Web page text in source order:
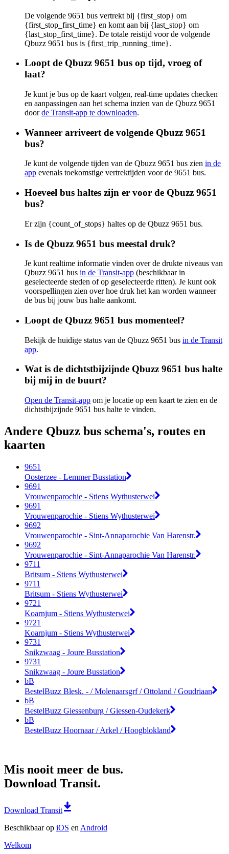
De volgende 9651 bus vertrekt bij {first_stop} om
{first_stop_first_time} en komt aan bij {last_stop} om
{last_stop_first_time}. De totale reistijd voor de volgende
Qbuzz 9651 bus is {first_trip_running_time}.
Loopt de Qbuzz 9651 bus op tijd, vroeg of
laat?
Je kunt je bus op de kaart volgen, real-time updates checken
en aanpassingen aan het schema inzien van de Qbuzz 9651
doorde Transit-app te downloaden.
Wanneer arriveert de volgende Qbuzz 9651
bus?
Je kunt de volgende tijden van de Qbuzz 9651 bus zien in de
app evenals toekomstige vertrektijden voor de 9651 bus.
Hoeveel bus haltes zijn er voor de Qbuzz 9651
bus?
Er zijn {count_of_stops} haltes op de Qbuzz 9651 bus.
Is de Qbuzz 9651 bus meestal druk?
Je kunt realtime informatie vinden over de drukte niveaus van
Qbuzz 9651 bus in de Transit-app (beschikbaar in
geselecteerde steden of op geselecteerde ritten). Je kunt ook
voorspellingen zien over hoe druk het kan worden wanneer
de bus bij jouw bus halte aankomt.
Loopt de Qbuzz 9651 bus momenteel?
Bekijk de huidige status van de Qbuzz 9651 bus in de Transit
app.
Wat is de dichtstbijzijnde Qbuzz 9651 bus halte
bij mij in de buurt?
Open de Transit-app om je locatie op een kaart te zien en de
dichtstbijzijnde 9651 bus halte te vinden.
Andere Qbuzz bus schema's, routes en
kaarten
9651
Oosterzee - Lemmer Busstation
9691
Vrouwenparochie - Stiens Wythusterwei
9691
Vrouwenparochie - Stiens Wythusterwei
9692
Vrouwenparochie - Sint-Annaparochie Van Harenstr.
9692
Vrouwenparochie - Sint-Annaparochie Van Harenstr.
9711
Britsum - Stiens Wythusterwei
9711
Britsum - Stiens Wythusterwei
9721
Koarnjum - Stiens Wythusterwei
9721
Koarnjum - Stiens Wythusterwei
9731
Snikzwaag - Joure Busstation
9731
Snikzwaag - Joure Busstation
bB
BestelBuzz Blesk. - / Molenaarsgrf / Ottoland / Goudriaan
bB
BestelBuzz Giessenburg / Giessen-Oudekerk
bB
BestelBuzz Hoornaar / Arkel / Hoogblokland
Mis nooit meer de bus.
Download Transit.
Download Transit
Beschikbaar op iOS en Android
Welkom